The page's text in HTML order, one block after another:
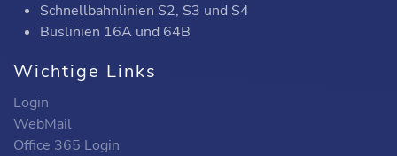
Schnellbahnlinien S2, S3 und S4
Buslinien 16A und 64B
Wichtige Links
Login
WebMail
Office 365 Login